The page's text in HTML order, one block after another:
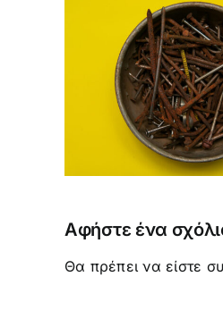
ΠΩΣ
Αφήστε ένα
Θα πρέπει να είστε